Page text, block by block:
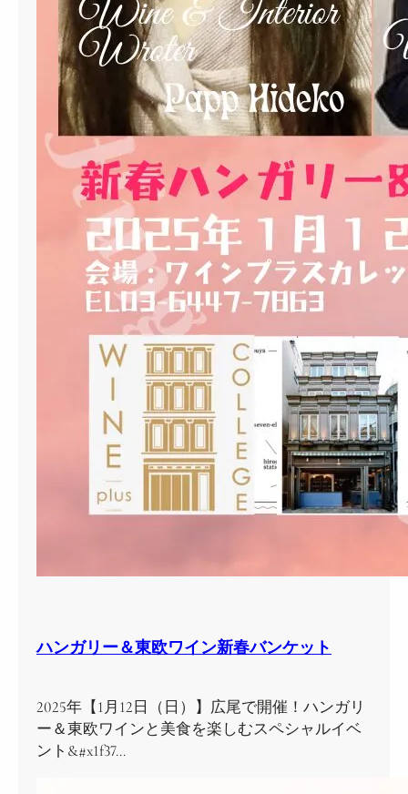
ハンガリー＆東欧ワイン新春バンケット
2025年【1月12日（日）】広尾で開催！ハンガリ
ー＆東欧ワインと美食を楽しむスペシャルイベ
ント&#x1f37…